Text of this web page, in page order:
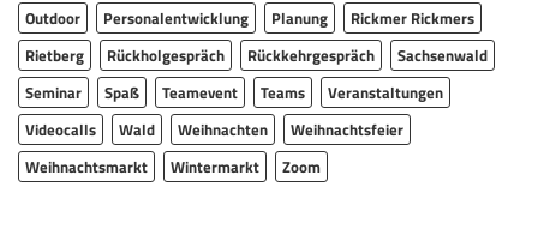
Outdoor
Personalentwicklung Planung
Rickmer Rickmers
Rietberg
Rückholgespräch Rückkehrgespräch
Sachsenwald
Seminar
Spaß Teamevent Teams
Veranstaltungen
Videocalls
Wald Weihnachten
Weihnachtsfeier
Weihnachtsmarkt
Wintermarkt Zoom